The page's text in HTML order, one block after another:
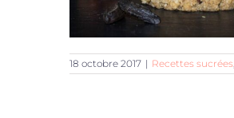
18 octobre 2017 | Recettes sucrées